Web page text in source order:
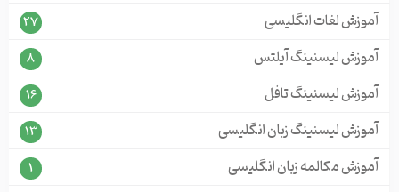
آموزش لغات انگلیسی 27
آموزش لیسنینگ آیلتس 8
آموزش لیسنینگ تافل 16
آموزش لیسنینگ زبان انگلیسی 13
آموزش مکالمه زبان انگلیسی 1